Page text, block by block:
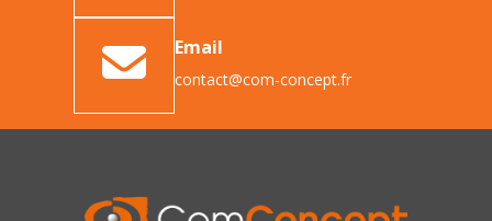
Email
contact@com-concept.fr